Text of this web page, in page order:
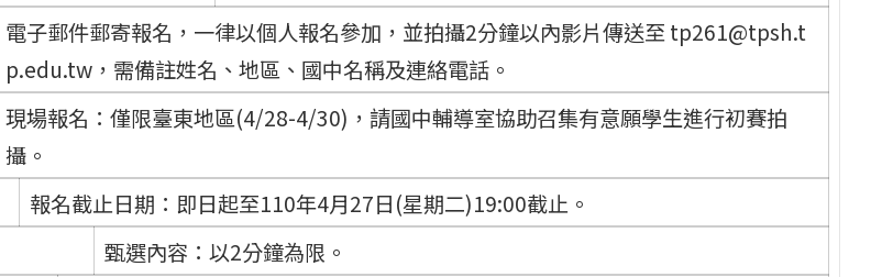
電子郵件郵寄報名，一律以個人報名參加，並拍攝2分鐘以內影片傳送至 tp261@tpsh.t
p.edu.tw，需備註姓名、地區、國中名稱及連絡電話。
現場報名：僅限臺東地區(4/28-4/30)，請國中輔導室協助召集有意願學生進行初賽拍
攝。
報名截止日期：即日起至110年4月27日(星期二)19:00截止。
甄選內容：以2分鐘為限。